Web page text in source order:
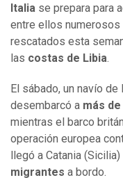
Italia se prepara para
entre ellos numerosos
rescatados esta
las costas de Libia.
El sábado, un navío
desembarcó a más
mientras el barco
operación europea
llegó a Catania
migrantes a bordo.